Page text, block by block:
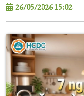
26/05/2026 15:02